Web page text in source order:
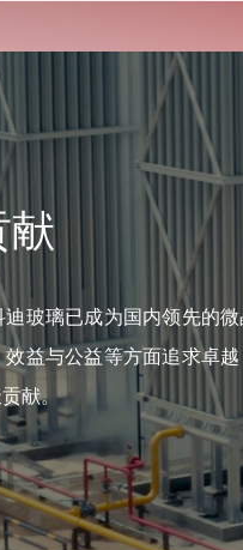
献
玻璃已成为国内领先的
益与公益等方面追求卓
献。